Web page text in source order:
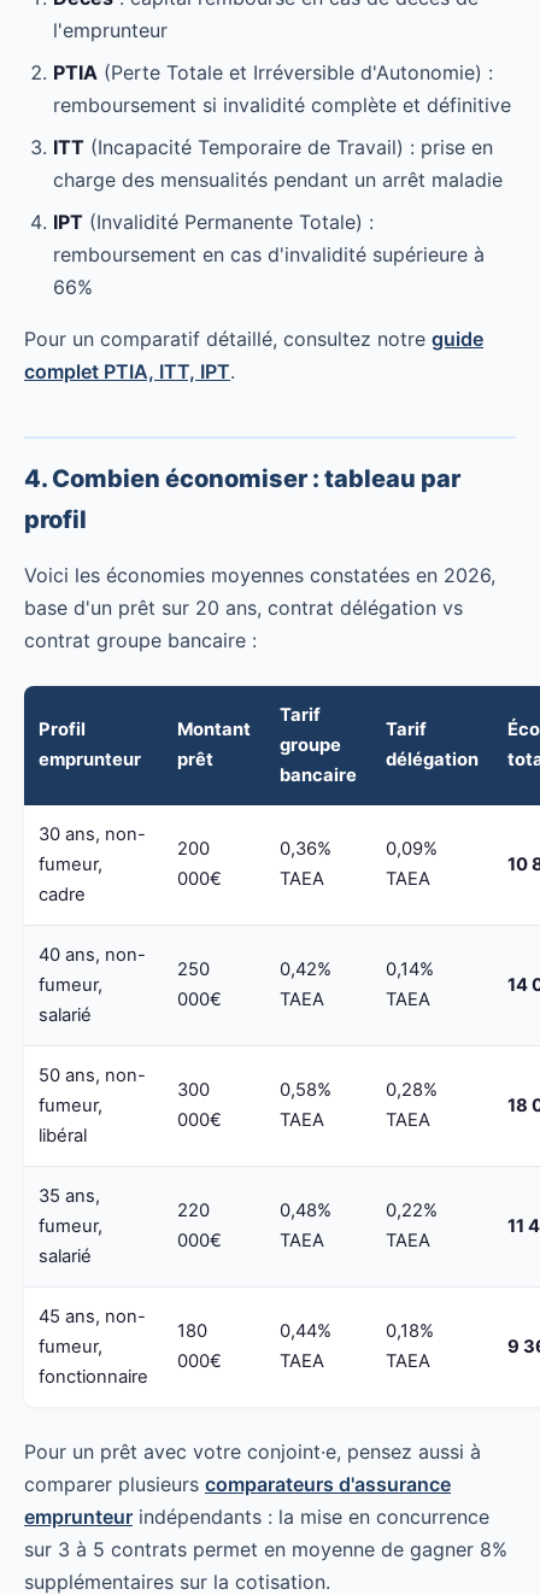
l'emprunteur
PTIA (Perte Totale et Irréversible d'Autonomie) :
remboursement si invalidité complète et définitive
ITT (Incapacité Temporaire de Travail) : prise en
charge des mensualités pendant un arrêt maladie
IPT (Invalidité Permanente Totale) :
remboursement en cas d'invalidité supérieure à
66%
Pour un comparatif détaillé, consultez notre guide
complet PTIA, ITT, IPT.
4. Combien économiser : tableau par
profil
Voici les économies moyennes constatées en 2026,
base d'un prêt sur 20 ans, contrat délégation vs
contrat groupe bancaire :
Profil
emprunteur
Montant
prêt
Tarif
groupe
bancaire
Tarif
délégation
30 ans, non-
fumeur,
cadre
200
000€
0,36%
TAEA
0,09%
TAEA
10
40 ans, non-
fumeur,
salarié
250
000€
0,42%
TAEA
0,14%
TAEA
14
50 ans, non-
fumeur,
libéral
300
000€
0,58%
TAEA
0,28%
TAEA
18
35 ans,
fumeur,
salarié
220
000€
0,48%
TAEA
0,22%
TAEA
11
45 ans, non-
fumeur,
fonctionnaire
180
000€
0,44%
TAEA
0,18%
TAEA
9
Pour un prêt avec votre conjoint·e, pensez aussi à
comparer plusieurs comparateurs d'assurance
emprunteur indépendants : la mise en concurrence
sur 3 à 5 contrats permet en moyenne de gagner 8%
supplémentaires sur la cotisation.